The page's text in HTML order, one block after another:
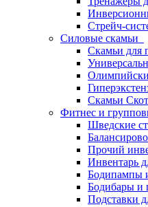
Стрейч-
Силовые скамьи
Скамьи для
Скамьи
Фитнес и
Шведские
Прочий
Инвентарь
Бодипампы
Бодибары и
Подставки